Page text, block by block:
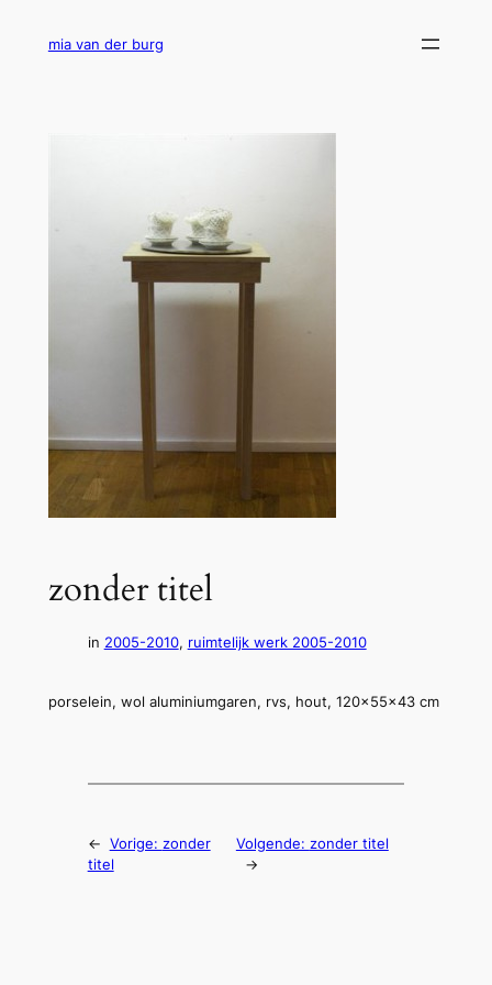
mia van der burg
zonder titel
in 2005-2010, ruimtelijk werk 2005-2010
porselein, wol aluminiumgaren, rvs, hout, 120x55x43 cm
← Vorige: zonder
titel
Volgende: zonder titel
→